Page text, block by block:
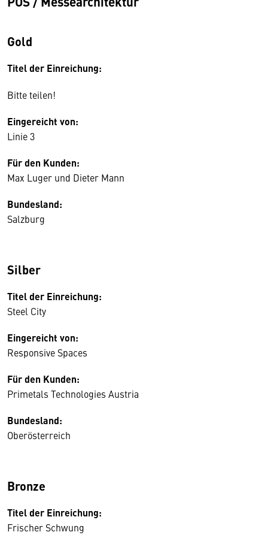
Gold
Titel der Einreichung:
Bitte teilen!
Eingereicht von:
Linie 3
Für den Kunden:
Max Luger und Dieter Mann
Bundesland:
Salzburg
Silber
Titel der Einreichung:
Steel City
Eingereicht von:
Responsive Spaces
Für den Kunden:
Primetals Technologies Austria
Bundesland:
Oberösterreich
Bronze
Titel der Einreichung:
Frischer Schwung